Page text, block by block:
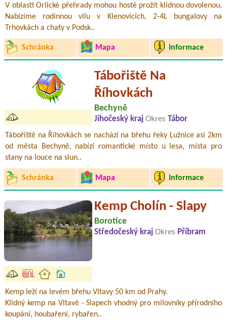
V oblasti Orlické přehrady mohou hosté prožít klidnou dovolenou.
Nabízíme rodinnou vilu v Klenovicích, 2-4L bungalovy na
Trhovkách a chaty v Podsk..
Schránka Mapa Informace
Tábořiště Na
Říhovkách
Bechyně
Jihočeský kraj Okres Tábor
Tábořiště na Říhovkách se nachází na břehu řeky Lužnice asi 2km
od města Bechyně, nabízí romantické místo u lesa, místa pro
stany na louce na slun..
Schránka Mapa Informace
Kemp Cholín - Slapy
Borotice
Středočeský kraj Okres Příbram
Kemp leží na levém břehu Vltavy 50 km od Prahy.
Klidný kemp na Vltavě - Slapech vhodný pro milovníky přírodního
koupání, houbaření, rybařen..